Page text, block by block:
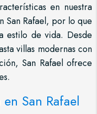
en nuestra
San Rafael, por lo que
estilo de vida. Desde
villas modernas con
San Rafael ofrece
San Rafael